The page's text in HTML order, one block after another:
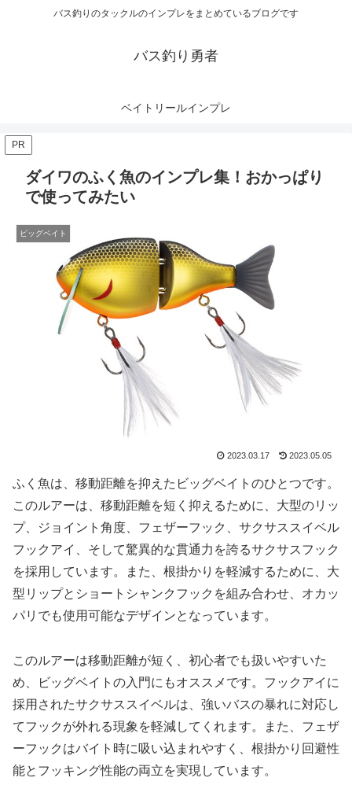
バス釣りのタックルのインプレをまとめているブログです
バス釣り勇者
ベイトリールインプレ
PR
ダイワのふく魚のインプレ集！おかっぱり
で使ってみたい
ビッグベイト
2023.03.17 2023.05.05
ふく魚は、移動距離を抑えたビッグベイトのひとつです。
このルアーは、移動距離を短く抑えるために、大型のリッ
プ、ジョイント角度、フェザーフック、サクサススイベル
フックアイ、そして驚異的な貫通力を誇るサクサスフック
を採用しています。また、根掛かりを軽減するために、大
型リップとショートシャンクフックを組み合わせ、オカッ
パリでも使用可能なデザインとなっています。
このルアーは移動距離が短く、初心者でも扱いやすいた
め、ビッグベイトの入門にもオススメです。フックアイに
採用されたサクサススイベルは、強いバスの暴れに対応し
てフックが外れる現象を軽減してくれます。また、フェザ
ーフックはバイト時に吸い込まれやすく、根掛かり回避性
能とフッキング性能の両立を実現しています。